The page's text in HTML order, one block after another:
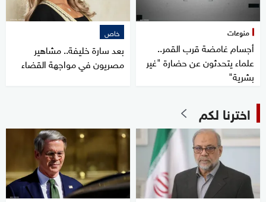
منوعات
أجسام غامضة قرب القمر..
علماء يتحدثون عن حضارة "غير
بشرية"
خاص
بعد سارة خليفة.. مشاهير
مصريون في مواجهة القضاء
اخترنا لكم